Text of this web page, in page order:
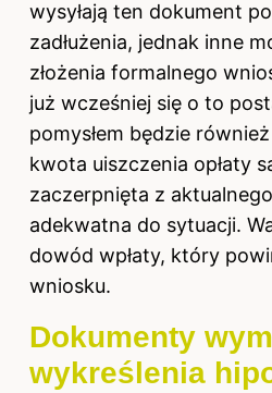
wysyłają ten dokument
zadłużenia, jednak inne
złożenia formalnego
już wcześniej się o to
pomysłem będzie
kwota uiszczenia opłaty
zaczerpnięta z
adekwatna do sytuacji.
dowód wpłaty, który
wniosku.
Dokumenty
wykreślenia